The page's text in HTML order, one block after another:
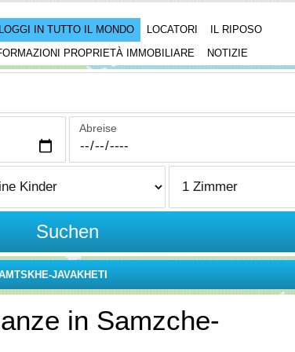
IN TUTTO IL MONDO LOCATORI
IL RIPOSO
PROPRIETÀ IMMOBILIARE
NOTIZIE
Abreise
Suchen
JAVAKHETI
in Samzche-